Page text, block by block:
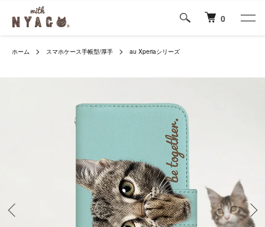
0
ホーム スマホケース手帳型/厚手 au Xperiaシリーズ